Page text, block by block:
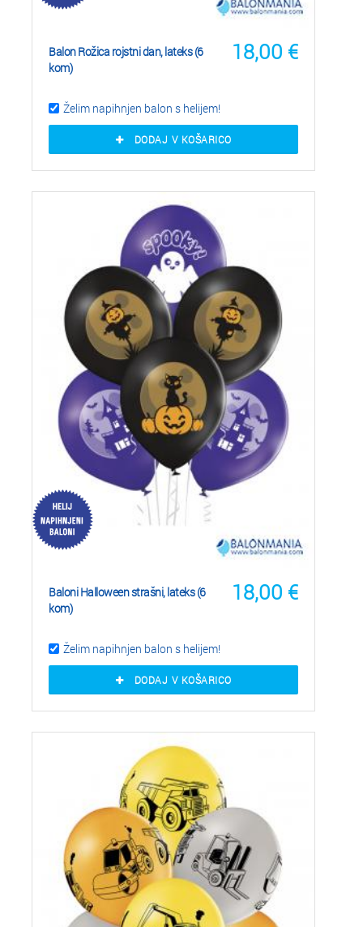
18,00 €
Balon Rožica rojstni dan, lateks (6
kom)
Želim napihnjen balon s helijem!
DODAJ V KOŠARICO
18,00 €
Baloni Halloween strašni, lateks (6
kom)
Želim napihnjen balon s helijem!
DODAJ V KOŠARICO